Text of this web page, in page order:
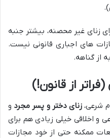
زنای غیر محصنه، بیشتر جنبه
های اجباری قانونی نیست.
از گناهه.
از قانون!)
شرعی، زنای دختر و پسر مجرد و
و اخلاقی خیلی زیادی هم برای
ممکنه حتی از خود مجازات